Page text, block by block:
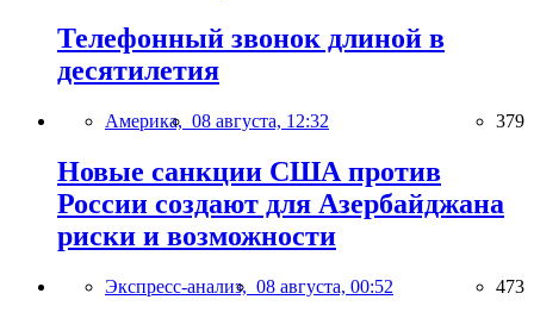
Телефонный звонок длиной в
десятилетия
Америка, 08 августа, 12:32 379
Новые санкции США против
России создают для Азербайджана
риски и возможности
Экспресс-анализ, 08 августа, 00:52 473